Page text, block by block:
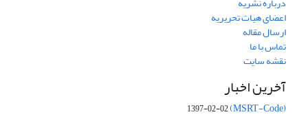
اعضای هیات تحریریه
ارسال مقاله
تماس با ما
نقشه سایت
آخرین اخبار
(MSRT-Code)
1397-02-02